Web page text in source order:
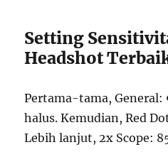
Setting
Headshot
Pertama-tama,
halus. Kemudian, Red
Lebih lanjut, 2x Scope: